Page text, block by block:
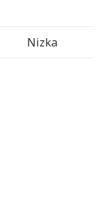
Nizka